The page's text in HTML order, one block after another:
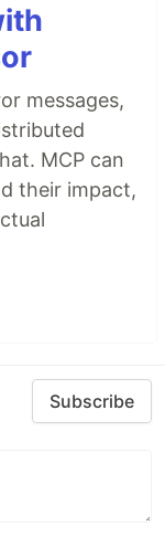
messages,
MCP can
their impact,
Subscribe